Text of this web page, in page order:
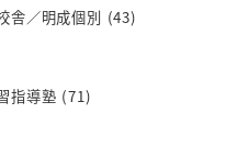
舎／明成個別 (43)
指導塾 (71)